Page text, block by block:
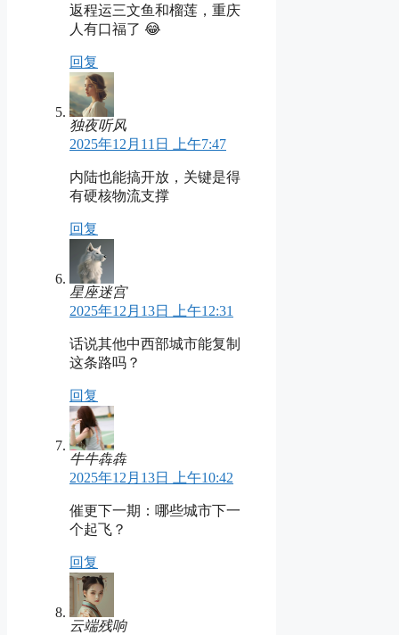
返程运三文鱼和榴莲，重庆
人有口福了 😂
回复
独夜听风
2025年12月11日 上午7:47
内陆也能搞开放，关键是得
有硬核物流支撑
回复
星座迷宫
2025年12月13日 上午12:31
话说其他中西部城市能复制
这条路吗？
回复
牛牛犇犇
2025年12月13日 上午10:42
催更下一期：哪些城市下一
个起飞？
回复
云端残响